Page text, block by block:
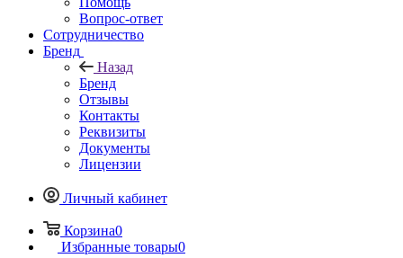
Вопрос-ответ
Сотрудничество
Бренд
Назад
Бренд
Отзывы
Контакты
Реквизиты
Документы
Лицензии
Личный кабинет
Корзина0
Избранные товары0